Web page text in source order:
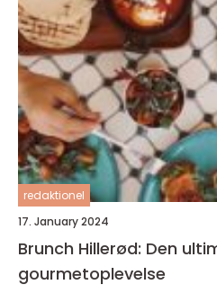
redaktionel
17. January 2024
Brunch Hillerød: Den
gourmetoplevelse